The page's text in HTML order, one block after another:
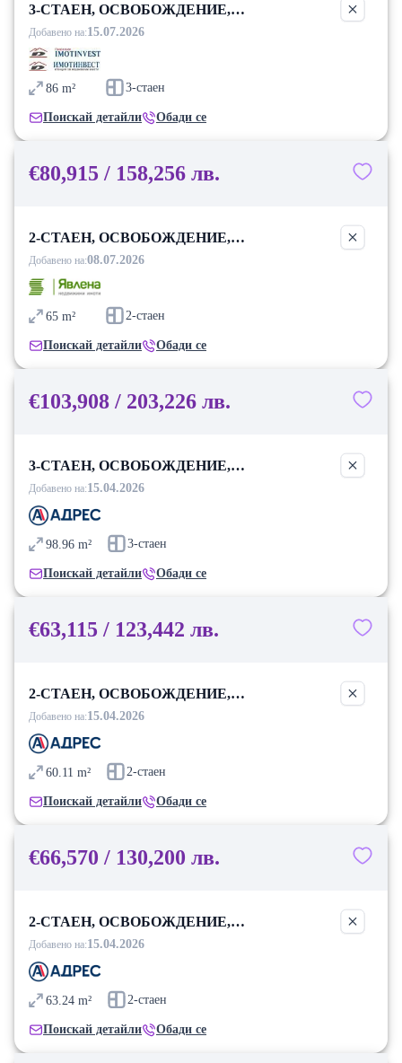
3-СТАЕН, ОСВОБОЖДЕНИЕ,
БЛАГОЕВГРАД
Добавено на:15.07.2026
86 m² 3-стаен
Поискай детайли Обади се
€80,915 / 158,256 лв.
2-СТАЕН, ОСВОБОЖДЕНИЕ,
БЛАГОЕВГРАД
Добавено на:08.07.2026
65 m² 2-стаен
Поискай детайли Обади се
€103,908 / 203,226 лв.
3-СТАЕН, ОСВОБОЖДЕНИЕ,
БЛАГОЕВГРАД
Добавено на:15.04.2026
98.96 m² 3-стаен
Поискай детайли Обади се
€63,115 / 123,442 лв.
2-СТАЕН, ОСВОБОЖДЕНИЕ,
БЛАГОЕВГРАД
Добавено на:15.04.2026
60.11 m² 2-стаен
Поискай детайли Обади се
€66,570 / 130,200 лв.
2-СТАЕН, ОСВОБОЖДЕНИЕ,
БЛАГОЕВГРАД
Добавено на:15.04.2026
63.24 m² 2-стаен
Поискай детайли Обади се